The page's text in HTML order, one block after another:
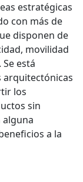
estratégicas
con más de
disponen de
movilidad
está
arquitectónicas
los
sin
alguna
a la